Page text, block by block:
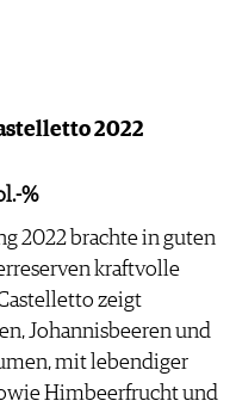
2022
%
2022 brachte in guten
kraftvolle
zeigt
Johannisbeeren und
mit lebendiger
Himbeerfrucht und